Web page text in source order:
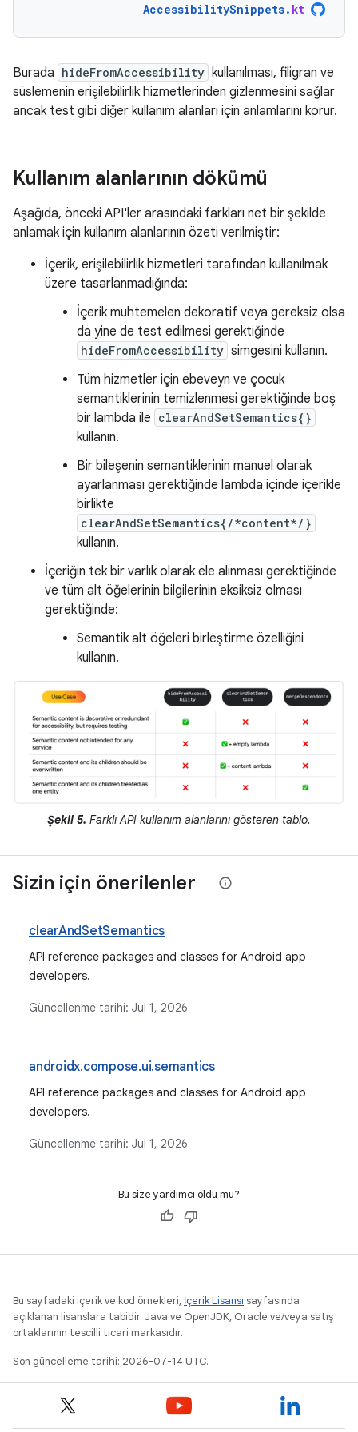
AccessibilitySnippets. kt
Burada hideFromAccessibility kullanılması, filigran ve
süslemenin erişilebilirlik hizmetlerinden gizlenmesini sağlar
ancak test gibi diğer kullanım alanları için anlamlarını korur.
Kullanım alanlarının dökümü
Aşağıda, önceki API'ler arasındaki farkları net bir şekilde
anlamak için kullanım alanlarının özeti verilmiştir:
İçerik, erişilebilirlik hizmetleri tarafından kullanılmak
üzere tasarlanmadığında:
İçerik muhtemelen dekoratif veya gereksiz olsa
da yine de test edilmesi gerektiğinde
hideFromAccessibility simgesini kullanın.
Tüm hizmetler için ebeveyn ve çocuk
semantiklerinin temizlenmesi gerektiğinde boş
bir lambda ile clearAndSetSemantics{}
kullanın.
Bir bileşenin semantiklerinin manuel olarak
ayarlanması gerektiğinde lambda içinde içerikle
birlikte
clearAndSetSemantics{/*content*/}
kullanın.
İçeriğin tek bir varlık olarak ele alınması gerektiğinde
ve tüm alt öğelerinin bilgilerinin eksiksiz olması
gerektiğinde:
Semantik alt öğeleri birleştirme özelliğini
kullanın.
Şekil 5. Farklı API kullanım alanlarını gösteren tablo.
Sizin için önerilenler
clearAndSetSemantics
API reference packages and classes for Android app
developers.
Güncellenme tarihi: Jul 1, 2026
androidx.compose.ui.semantics
API reference packages and classes for Android app
developers.
Güncellenme tarihi: Jul 1, 2026
Bu size yardımcı oldu mu?
Bu sayfadaki içerik ve kod örnekleri, İçerik Lisansı sayfasında
açıklanan lisanslara tabidir. Java ve OpenJDK, Oracle ve/veya satış
ortaklarının tescilli ticari markasıdır.
Son güncelleme tarihi: 2026-07-14 UTC.